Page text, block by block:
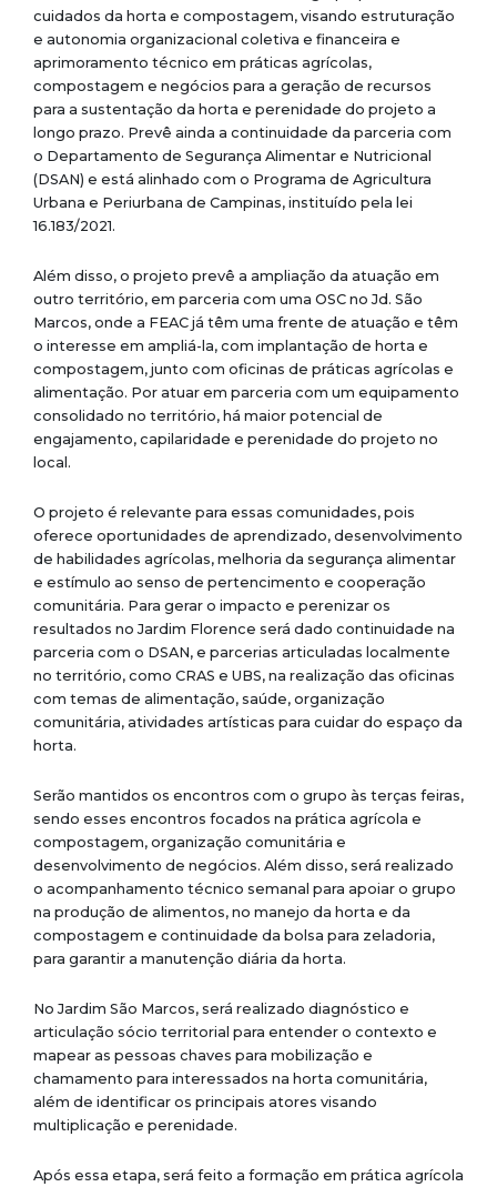
cuidados da horta e compostagem, visando estruturação
e autonomia organizacional coletiva e financeira e
aprimoramento técnico em práticas agrícolas,
compostagem e negócios para a geração de recursos
para a sustentação da horta e perenidade do projeto a
longo prazo. Prevê ainda a continuidade da parceria com
o Departamento de Segurança Alimentar e Nutricional
(DSAN) e está alinhado com o Programa de Agricultura
Urbana e Periurbana de Campinas, instituído pela lei
16.183/2021.
Além disso, o projeto prevê a ampliação da atuação em
outro território, em parceria com uma OSC no Jd. São
Marcos, onde a FEAC já têm uma frente de atuação e têm
o interesse em ampliá-la, com implantação de horta e
compostagem, junto com oficinas de práticas agrícolas e
alimentação. Por atuar em parceria com um equipamento
consolidado no território, há maior potencial de
engajamento, capilaridade e perenidade do projeto no
local.
O projeto é relevante para essas comunidades, pois
oferece oportunidades de aprendizado, desenvolvimento
de habilidades agrícolas, melhoria da segurança alimentar
e estímulo ao senso de pertencimento e cooperação
comunitária. Para gerar o impacto e perenizar os
resultados no Jardim Florence será dado continuidade na
parceria com o DSAN, e parcerias articuladas localmente
no território, como CRAS e UBS, na realização das oficinas
com temas de alimentação, saúde, organização
comunitária, atividades artísticas para cuidar do espaço da
horta.
Serão mantidos os encontros com o grupo às terças feiras,
sendo esses encontros focados na prática agrícola e
compostagem, organização comunitária e
desenvolvimento de negócios. Além disso, será realizado
o acompanhamento técnico semanal para apoiar o grupo
na produção de alimentos, no manejo da horta e da
compostagem e continuidade da bolsa para zeladoria,
para garantir a manutenção diária da horta.
No Jardim São Marcos, será realizado diagnóstico e
articulação sócio territorial para entender o contexto e
mapear as pessoas chaves para mobilização e
chamamento para interessados na horta comunitária,
além de identificar os principais atores visando
multiplicação e perenidade.
Após essa etapa, será feito a formação em prática agrícola